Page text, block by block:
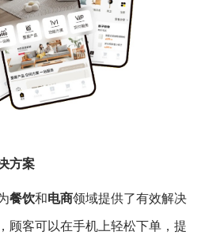
方案
餐饮和电商领域提供了有效解决
顾客可以在手机上轻松下单，提